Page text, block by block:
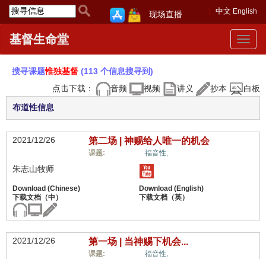
中文 English
现场直播
Toggle
基督生命堂
搜寻课题惟独基督 (113 个信息搜寻到)
点击下载：
音频 视频 讲义 抄本 白板
布道性信息
2021/12/26 第二场 | 神赐给人唯一的机会
课题: 福音性,
朱志山牧师
2021/12/26 第一场 | 当神赐下机会...
课题: 福音性,